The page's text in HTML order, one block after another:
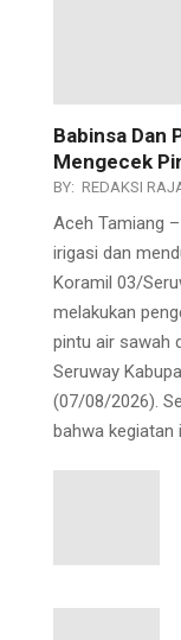
Babinsa Dan
Mengecek
BY: REDAKSI
Aceh Tamiang
irigasi dan
Koramil 03/
melakukan
pintu air sawah
Seruway
(07/08/2026).
bahwa kegiatan